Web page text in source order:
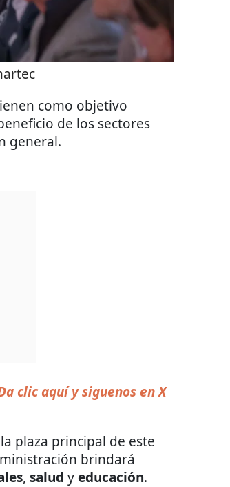
como objetivo
de los sectores
general.
clic aquí y siguenos en X
plaza principal de este
brindará
, salud yeducación.